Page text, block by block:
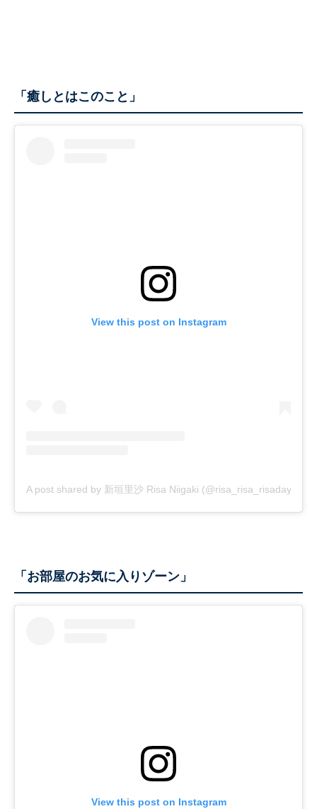
「癒しとはこのこと」
View this post on Instagram
A post shared by 新垣里沙 Risa Niigaki (@risa_risa_risadayo)
「お部屋のお気に入りゾーン」
View this post on Instagram